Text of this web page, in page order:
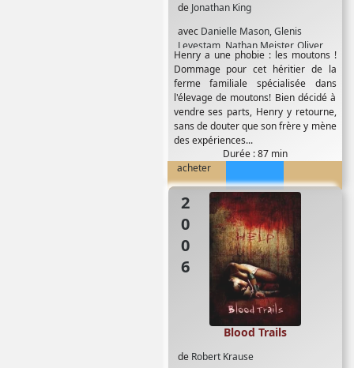
de Jonathan King
avec Danielle Mason,Glenis
Levestam, Nathan Meister, Oliver
Driver ,Peter Feeney ,Tammy Davis
Henry a une phobie : les moutons !
Dommage pour cet héritier de la
ferme familiale spécialisée dans
l'élevage de moutons! Bien décidé à
vendre ses parts, Henry y retourne,
sans de douter que son frère y mène
des expériences...
Durée : 87 min
acheter
2006
de Robert Krause
Blood Trails